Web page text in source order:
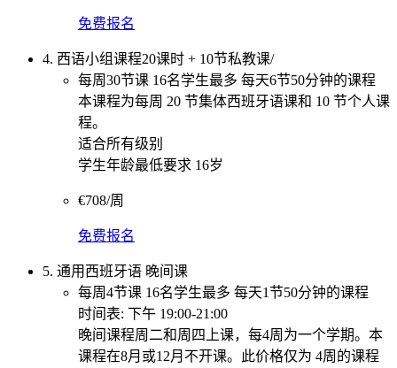
免费报名
4. 西语小组课程20课时 + 10节私教课/
每周30节课 16名学生最多 每天6节50分钟的课程
本课程为每周 20 节集体西班牙语课和 10 节个人课
程。
适合所有级别
学生年龄最低要求 16岁
€708/周
免费报名
5. 通用西班牙语 晚间课
每周4节课 16名学生最多 每天1节50分钟的课程
时间表: 下午 19:00-21:00
晚间课程周二和周四上课，每4周为一个学期。本
课程在8月或12月不开课。此价格仅为 4周的课程